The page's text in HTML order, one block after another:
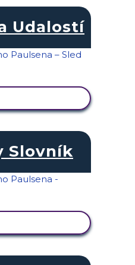
Udalostí
Slovník